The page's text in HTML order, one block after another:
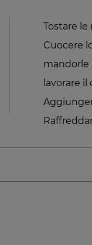
Tostare le
Cuocere
mandorle
lavorare